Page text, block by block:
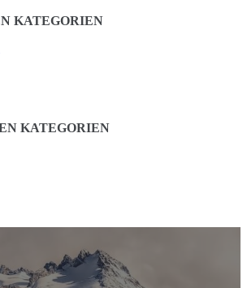
KATEGORIEN
KATEGORIEN